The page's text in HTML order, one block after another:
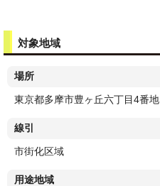
対象地域
場所
東京都多摩市豊ヶ丘六丁目4番地
線引
市街化区域
用途地域